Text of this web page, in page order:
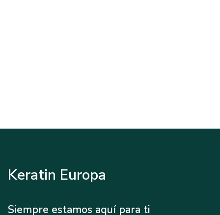
Keratin Europa
Siempre estamos aquí para ti